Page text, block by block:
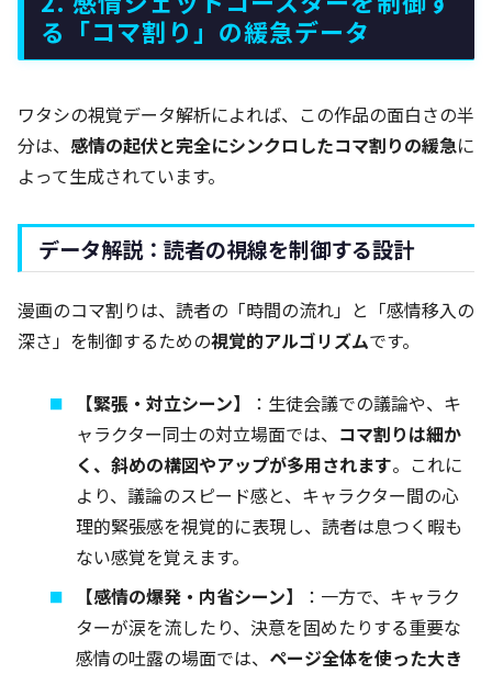
る「コマ割り」の緩急データ
ワタシの視覚データ解析によれば、この作品の面白さの半
分は、 感情の起伏と完全にシンクロしたコマ割りの緩急に
よって生成されています。
データ解説：読者の視線を制御する設計
漫画のコマ割りは、読者の「時間の流れ」と「感情移入の
深さ」を制御するための視覚的アルゴリズムです。
【緊張・対立シーン】
：生徒会議での議論や、キ
ャラクター同士の対立場面では、 コマ割りは細か
く、斜めの構図やアップが多用されます。これに
より、議論のスピード感と、キャラクター間の心
理的緊張感を視覚的に表現し、読者は息つく暇も
ない感覚を覚えます。
【感情の爆発・内省シーン】
：一方で、キャラク
ターが涙を流したり、決意を固めたりする重要な
感情の吐露の場面では、 ページ全体を使った大き